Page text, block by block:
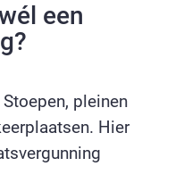
een
pleinen
Hier